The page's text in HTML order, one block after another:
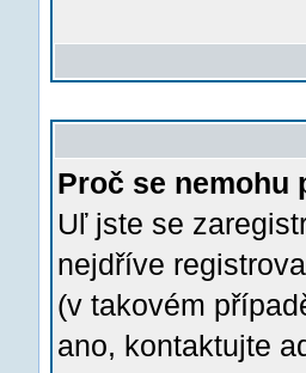
Proč se nemohu
Uľ jste se
nejdříve
(v takovém
ano, kontaktujte